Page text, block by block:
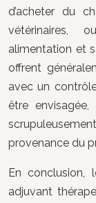
d’acheter du
vétérinaires,
alimentation et
offrent
avec un
être
provenance du
En conclusion,
adjuvant